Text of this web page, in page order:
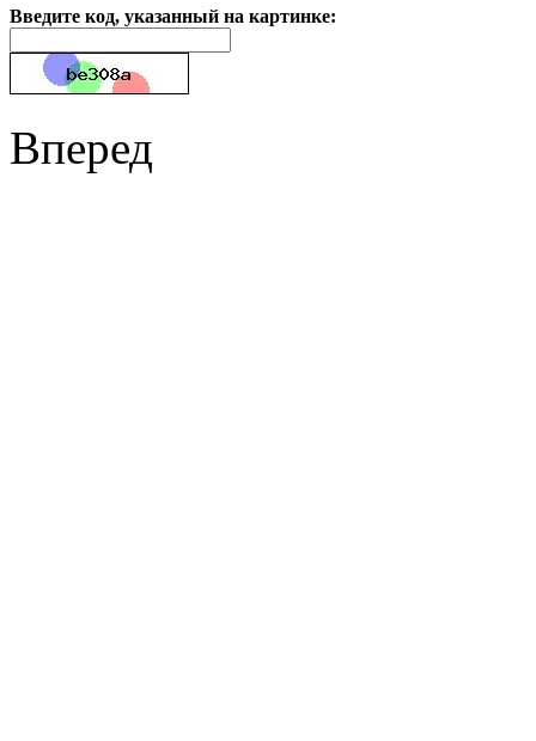
Введите код, указанный на картинке:
Вперед